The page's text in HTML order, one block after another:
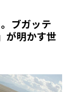
ブガッテ
が明かす世